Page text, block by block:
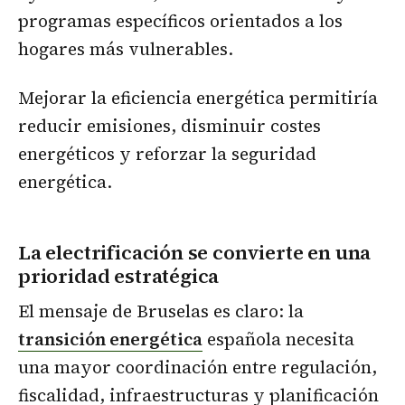
programas específicos orientados a los
hogares más vulnerables.
Mejorar la eficiencia energética permitiría
reducir emisiones, disminuir costes
energéticos y reforzar la seguridad
energética.
La electrificación se convierte en una
prioridad estratégica
El mensaje de Bruselas es claro: la
transición energética española necesita
una mayor coordinación entre regulación,
fiscalidad, infraestructuras y planificación